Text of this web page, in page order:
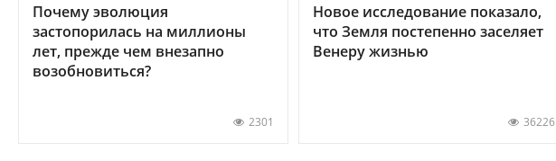
Почему эволюция
застопорилась на миллионы
лет, прежде чем внезапно
возобновиться?
2301
Новое исследование показало,
что Земля постепенно заселяет
Венеру жизнью
36226